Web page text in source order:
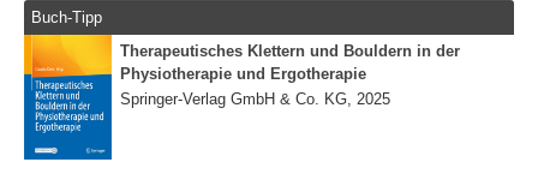
Buch-Tipp
Therapeutisches Klettern und Bouldern in der
Physiotherapie und Ergotherapie
Springer-Verlag GmbH & Co. KG, 2025